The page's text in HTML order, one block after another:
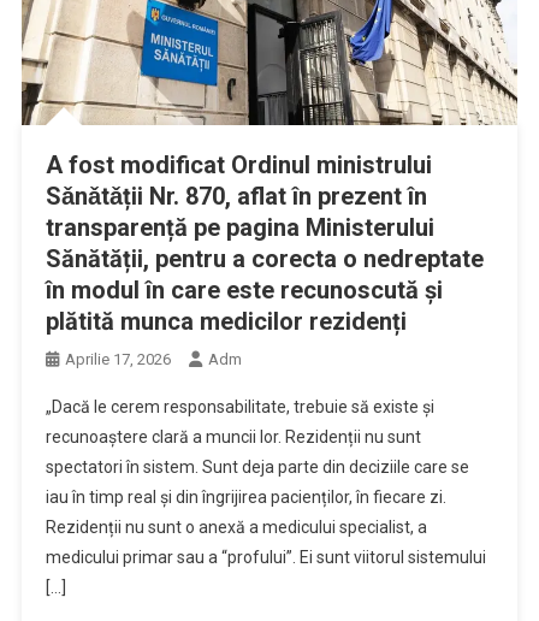
A fost modificat Ordinul ministrului
Sǎnǎtǎții Nr. 870, aflat în prezent în
transparență pe pagina Ministerului
Sănătății, pentru a corecta o nedreptate
în modul în care este recunoscută și
plătită munca medicilor rezidenți
Aprilie 17, 2026 Adm
„Dacă le cerem responsabilitate, trebuie să existe și
recunoaștere clară a muncii lor. Rezidenții nu sunt
spectatori în sistem. Sunt deja parte din deciziile care se
iau în timp real și din îngrijirea pacienților, în fiecare zi.
Rezidenții nu sunt o anexă a medicului specialist, a
medicului primar sau a “profului”. Ei sunt viitorul sistemului
[…]